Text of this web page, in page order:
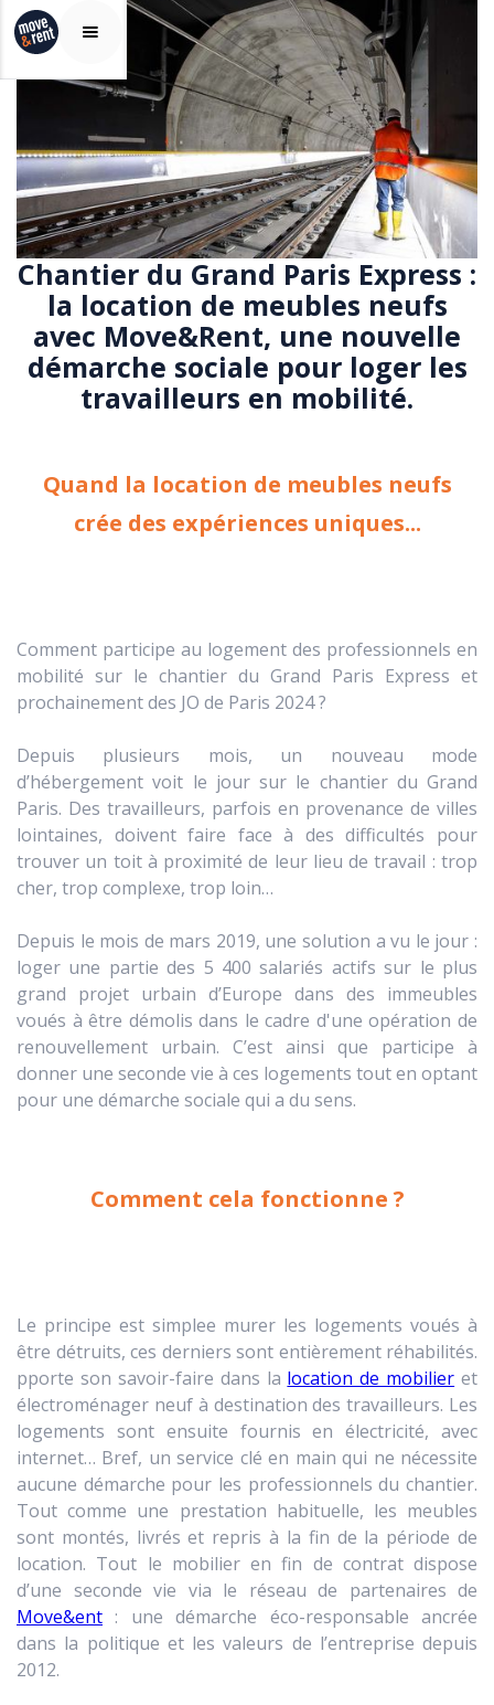
Chantier du Grand Paris Express :
la location de meubles neufs
avec Move&Rent, une nouvelle
démarche sociale pour loger les
travailleurs en mobilité.
Quand la location de meubles neufs
crée des expériences uniques...
Comment participe au logement des professionnels en
mobilité sur le chantier du Grand Paris Express et
prochainement des JO de Paris 2024 ?
Depuis plusieurs mois, un nouveau mode
d’hébergement voit le jour sur le chantier du Grand
Paris. Des travailleurs, parfois en provenance de villes
lointaines, doivent faire face à des difficultés pour
trouver un toit à proximité de leur lieu de travail : trop
cher, trop complexe, trop loin…
Depuis le mois de mars 2019, une solution a vu le jour :
loger une partie des 5 400 salariés actifs sur le plus
grand projet urbain d’Europe dans des immeubles
voués à être démolis dans le cadre d'une opération de
renouvellement urbain. C’est ainsi que participe à
donner une seconde vie à ces logements tout en optant
pour une démarche sociale qui a du sens.
Comment cela fonctionne ?
Le principe est simplee murer les logements voués à
être détruits, ces derniers sont entièrement réhabilités.
pporte son savoir-faire dans la location de mobilier et
électroménager neuf à destination des travailleurs. Les
logements sont ensuite fournis en électricité, avec
internet… Bref, un service clé en main qui ne nécessite
aucune démarche pour les professionnels du chantier.
Tout comme une prestation habituelle, les meubles
sont montés, livrés et repris à la fin de la période de
location. Tout le mobilier en fin de contrat dispose
d’une seconde vie via le réseau de partenaires de
Move&ent : une démarche éco-responsable ancrée
dans la politique et les valeurs de l’entreprise depuis
2012.